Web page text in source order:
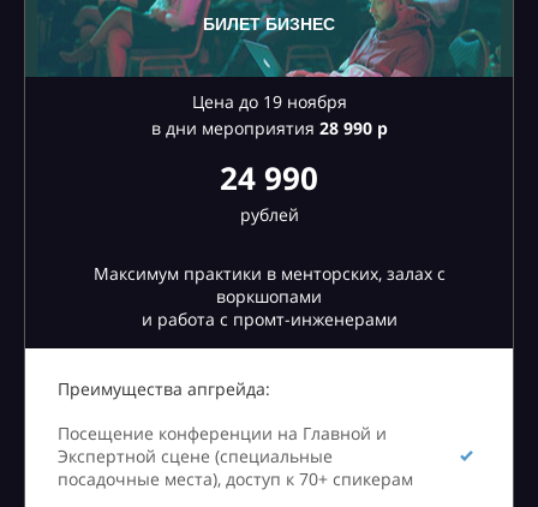
БИЛЕТ БИЗНЕС
Цена до 19 ноября
в дни мероприятия 28990 р
24 990
рублей
Максимум практики в менторских, залах с
воркшопами
и работа с промт-инженерами
Преимущества апгрейда:
Посещение конференции на Главной и
Экспертной сцене (специальные
посадочные места), доступ к 70+ спикерам